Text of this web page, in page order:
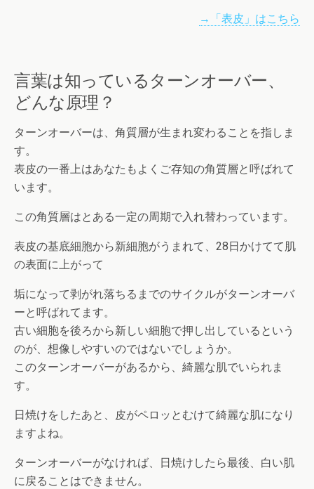
→「表皮」はこちら
言葉は知っているターンオーバー、
どんな原理？
ターンオーバーは、角質層が生まれ変わることを指しま
す。
表皮の一番上はあなたもよくご存知の角質層と呼ばれて
います。
この角質層はとある一定の周期で入れ替わっています。
表皮の基底細胞から新細胞がうまれて、28日かけてて肌
の表面に上がって
垢になって剥がれ落ちるまでのサイクルがターンオーバ
ーと呼ばれてます。
古い細胞を後ろから新しい細胞で押し出しているという
のが、想像しやすいのではないでしょうか。
このターンオーバーがあるから、綺麗な肌でいられま
す。
日焼けをしたあと、皮がペロッとむけて綺麗な肌になり
ますよね。
ターンオーバーがなければ、日焼けしたら最後、白い肌
に戻ることはできません。